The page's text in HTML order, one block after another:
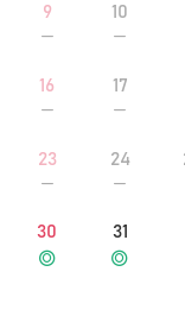
9 10
16 17
23 24
30 31